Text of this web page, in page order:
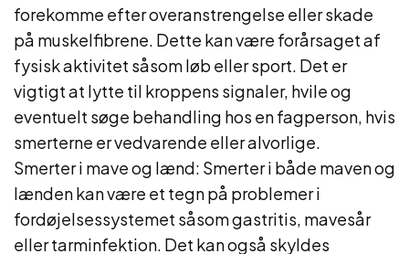
forekomme efter overanstrengelse eller skade
på muskelfibrene. Dette kan være forårsaget af
fysisk aktivitet såsom løb eller sport. Det er
vigtigt at lytte til kroppens signaler, hvile og
eventuelt søge behandling hos en fagperson, hvis
smerterne er vedvarende eller alvorlige.
Smerter i mave og lænd: Smerter i både maven og
lænden kan være et tegn på problemer i
fordøjelsessystemet såsom gastritis, mavesår
eller tarminfektion. Det kan også skyldes